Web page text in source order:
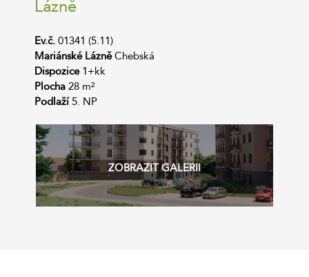
Lázně
Ev.č. 01341 (5.11)
Mariánské LázněChebská
Dispozice1+kk
Plocha 28 m²
Podlaží5. NP